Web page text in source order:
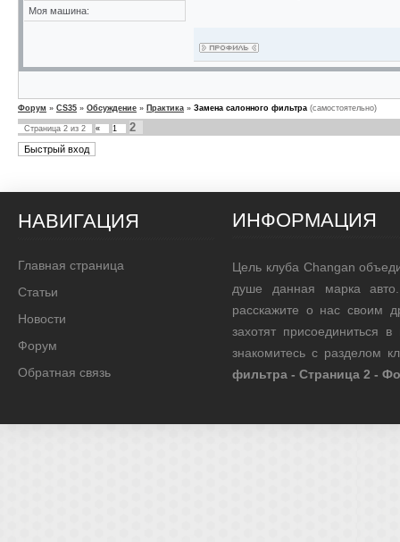
Моя машина:
Форум » CS35 » Обсуждение » Практика » Замена салонного фильтра (самостоятельно)
Страница 2 из 2 « 1 2
НАВИГАЦИЯ
Главная страница
Статьи
Новости
Форум
Обратная связь
ИНФОРМАЦИЯ
Цель клуба Changan
душе данная марка
расскажите о нас своим
захотят присоединиться
знакомитесь с разделом
фильтра - Страница 2 -